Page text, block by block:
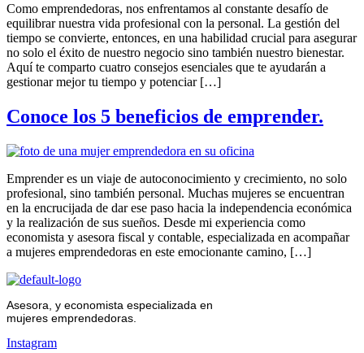
Como emprendedoras, nos enfrentamos al constante desafío de
equilibrar nuestra vida profesional con la personal. La gestión del
tiempo se convierte, entonces, en una habilidad crucial para asegurar
no solo el éxito de nuestro negocio sino también nuestro bienestar.
Aquí te comparto cuatro consejos esenciales que te ayudarán a
gestionar mejor tu tiempo y potenciar […]
Conoce los 5 beneficios de emprender.
Emprender es un viaje de autoconocimiento y crecimiento, no solo
profesional, sino también personal. Muchas mujeres se encuentran
en la encrucijada de dar ese paso hacia la independencia económica
y la realización de sus sueños. Desde mi experiencia como
economista y asesora fiscal y contable, especializada en acompañar
a mujeres emprendedoras en este emocionante camino, […]
Asesora, y economista especializada en
mujeres emprendedoras.
Instagram